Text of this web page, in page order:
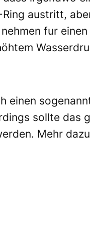
austritt,
fur
einen
sollte das
Mehr